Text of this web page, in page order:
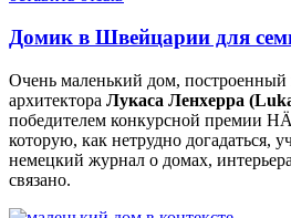
Домик в Швейцарии для
Очень маленький дом, построенный
архитектора Лукаса Ленхерра
победителем конкурсной премии
которую, как нетрудно догадаться,
немецкий журнал о домах,
связано.